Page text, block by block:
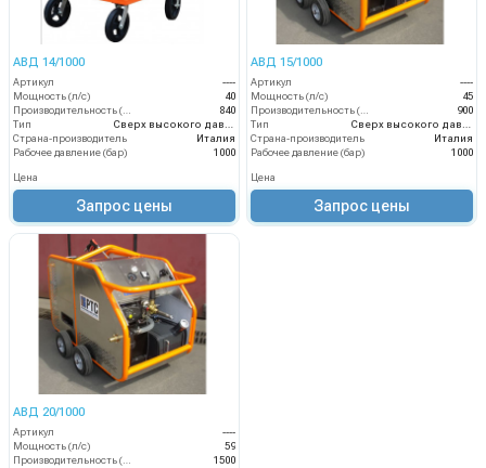
АВД 14/1000
Артикул
----
Мощность (л/с)
40
Производительность (л/ч)
840
Тип
Сверх высокого давления
Страна-производитель
Италия
Рабочее давление (бар)
1000
Цена
Запрос цены
АВД 15/1000
Артикул
----
Мощность (л/с)
45
Производительность (л/ч)
900
Тип
Сверх высокого давления
Страна-производитель
Италия
Рабочее давление (бар)
1000
Цена
Запрос цены
АВД 20/1000
Артикул
----
Мощность (л/с)
59
Производительность (л/ч)
1500